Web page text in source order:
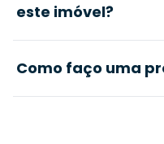
este imóvel?
Como faço uma